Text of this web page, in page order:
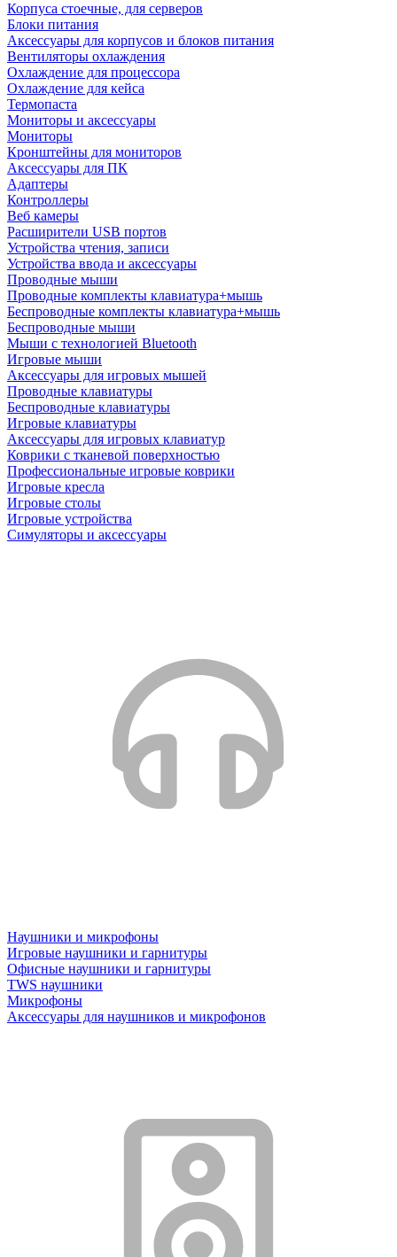
Корпуса стоечные, для серверов
Блоки питания
Аксессуары для корпусов и блоков питания
Вентиляторы охлаждения
Охлаждение для процессора
Охлаждение для кейса
Термопаста
Мониторы и аксессуары
Мониторы
Кронштейны для мониторов
Аксессуары для ПК
Адаптеры
Контроллеры
Веб камеры
Расширители USB портов
Устройства чтения, записи
Устройства ввода и аксессуары
Проводные мыши
Проводные комплекты клавиатура+мышь
Беспроводные комплекты клавиатура+мышь
Беспроводные мыши
Мыши с технологией Bluetooth
Игровые мыши
Аксессуары для игровых мышей
Проводные клавиатуры
Беспроводные клавиатуры
Игровые клавиатуры
Аксессуары для игровых клавиатур
Коврики с тканевой поверхностью
Профессиональные игровые коврики
Игровые кресла
Игровые столы
Игровые устройства
Симуляторы и аксессуары
Наушники и микрофоны
Игровые наушники и гарнитуры
Офисные наушники и гарнитуры
TWS наушники
Микрофоны
Аксессуары для наушников и микрофонов